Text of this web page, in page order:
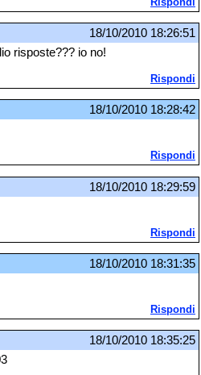
18/10/2010 18:26:51
risposte??? io no!
Rispondi
18/10/2010 18:28:42
Rispondi
18/10/2010 18:29:59
Rispondi
18/10/2010 18:31:35
Rispondi
18/10/2010 18:35:25